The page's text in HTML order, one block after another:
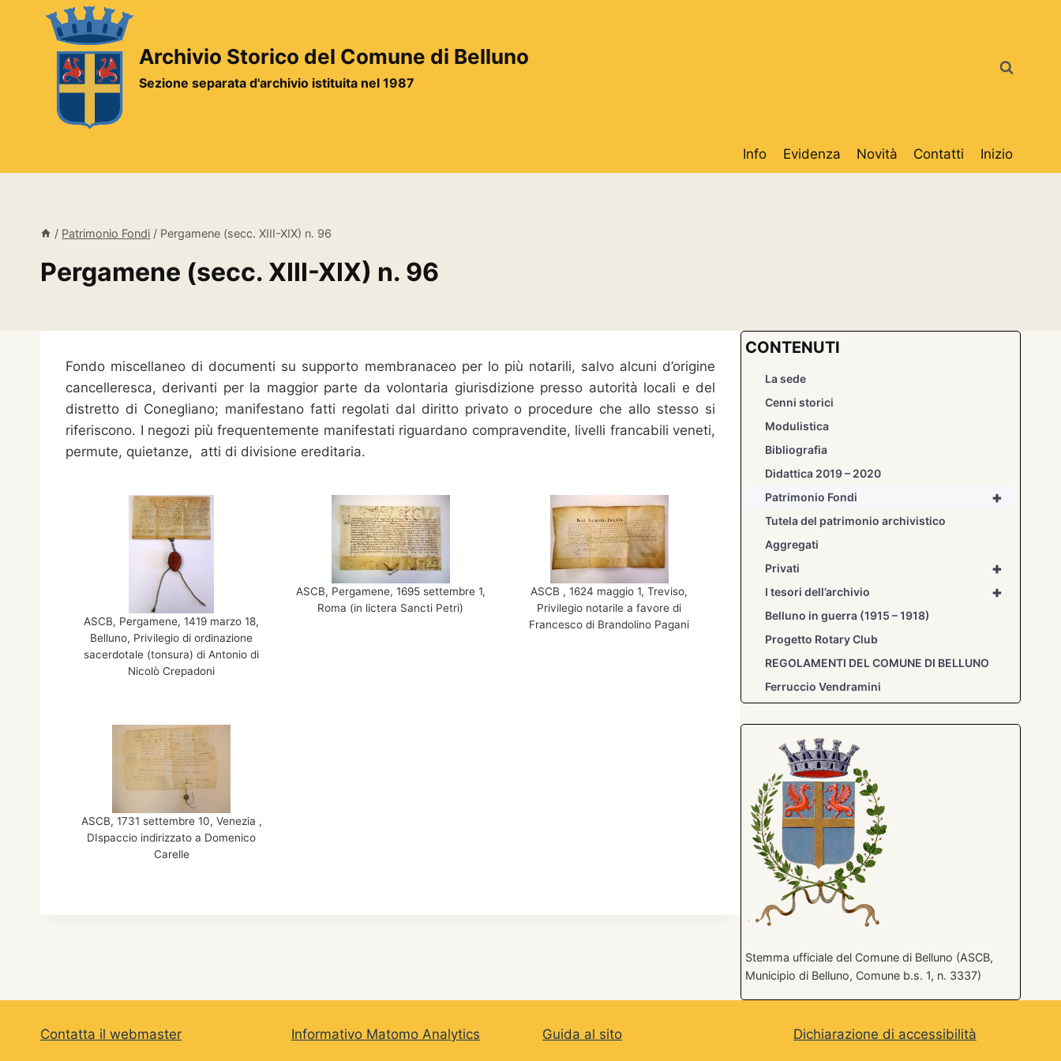
contenuto
Archivio Storico del Comune di Belluno
Sezione separata d'archivio istituita nel 1987
Info Evidenza Novità Contatti Inizio
/ Patrimonio Fondi / Pergamene (secc. XIII-XIX) n. 96
Pergamene (secc. XIII-XIX) n. 96
Fondo miscellaneo di documenti su supporto membranaceo per lo più notarili, salvo alcuni d’origine
cancelleresca, derivanti per la maggior parte da volontaria giurisdizione presso autorità locali e del
distretto di Conegliano; manifestano fatti regolati dal diritto privato o procedure che allo stesso si
riferiscono. I negozi più frequentemente manifestati riguardano compravendite, livelli francabili veneti,
permute, quietanze, atti di divisione ereditaria.
ASCB, Pergamene, 1419 marzo 18,
Belluno, Privilegio di ordinazione
sacerdotale (tonsura) di Antonio di
Nicolò Crepadoni
ASCB, Pergamene, 1695 settembre 1,
Roma (in lictera Sancti Petri)
ASCB , 1624 maggio 1, Treviso,
Privilegio notarile a favore di
Francesco di Brandolino Pagani
ASCB, 1731 settembre 10, Venezia ,
DIspaccio indirizzato a Domenico
Carelle
CONTENUTI
La sede
Cenni storici
Modulistica
Bibliografia
Didattica 2019 – 2020
+
Patrimonio Fondi
Tutela del patrimonio archivistico
Aggregati
+
Privati
+
I tesori dell’archivio
Belluno in guerra (1915 – 1918)
Progetto Rotary Club
REGOLAMENTI DEL COMUNE DI BELLUNO
Ferruccio Vendramini
Stemma ufficiale del Comune di Belluno (ASCB,
Municipio di Belluno, Comune b.s. 1, n. 3337)
Contatta il webmaster Informativo Matomo Analytics Guida al sito Dichiarazione di accessibilità